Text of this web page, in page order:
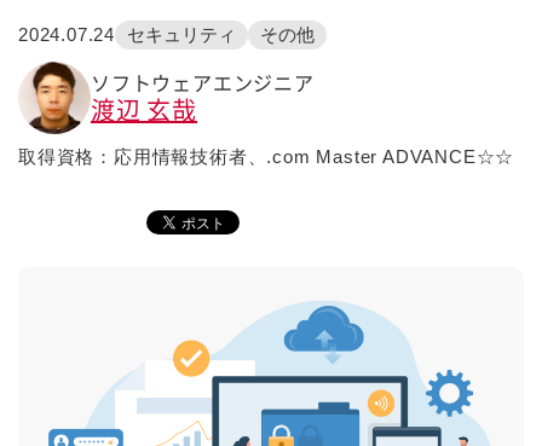
2024.07.24 セキュリティ その他
ソフトウェアエンジニア
渡辺 玄哉
取得資格：応用情報技術者、.com Master ADVANCE☆☆